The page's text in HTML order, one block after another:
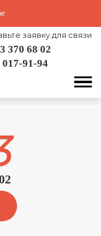
заявку для связи
370 68 02
017-91-94